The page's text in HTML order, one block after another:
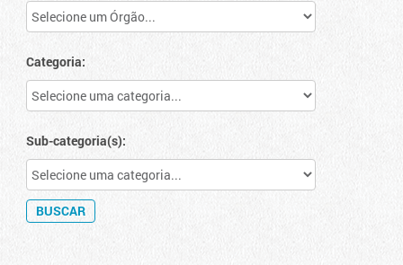
Categoria:
Sub-categoria(s):